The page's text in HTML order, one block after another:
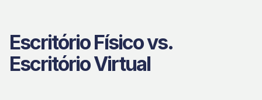
Escritório Físico vs.
Escritório Virtual